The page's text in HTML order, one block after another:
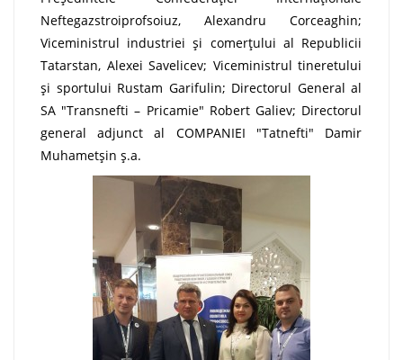
Neftegazstroiprofsoiuz, Alexandru Corceaghin;
Viceministrul industriei și comerțului al Republicii
Tatarstan, Alexei Savelicev; Viceministrul tineretului
și sportului Rustam Garifulin; Directorul General al
SA "Transnefti – Pricamie" Robert Galiev; Directorul
general adjunct al COMPANIEI "Tatnefti" Damir
Muhametșin ș.a.